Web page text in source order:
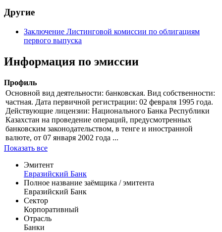
Другие
Заключение Листинговой комиссии по облигациям
первого выпуска
Информация по эмиссии
Профиль
Основной вид деятельности: банковская. Вид собственности:
частная. Дата первичной регистрации: 02 февраля 1995 года.
Действующие лицензии: Национального Банка Республики
Казахстан на проведение операций, предусмотренных
банковским законодательством, в тенге и иностранной
валюте, от 07 января 2002 года ...
Показать все
Эмитент
Евразийский Банк
Полное название заёмщика / эмитента
Евразийский Банк
Сектор
Корпоративный
Отрасль
Банки